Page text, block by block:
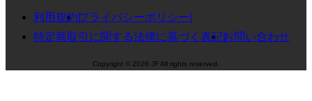
利用規約プライバシーポリシー
特定商取引に関する法律に基づく表記お問い合わせ
Copyright © 2026 JF All rights reserved.